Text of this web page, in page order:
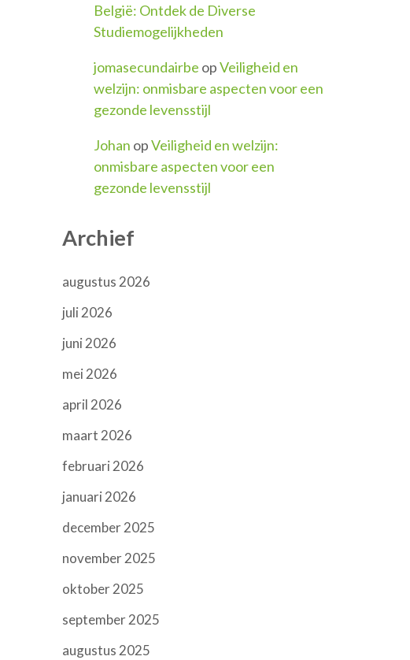
België: Ontdek de Diverse
Studiemogelijkheden
jomasecundairbe opVeiligheid en
welzijn: onmisbare aspecten voor een
gezonde levensstijl
Johan opVeiligheid en welzijn:
onmisbare aspecten voor een
gezonde levensstijl
Archief
augustus 2026
juli 2026
juni 2026
mei 2026
april 2026
maart 2026
februari 2026
januari 2026
december 2025
november 2025
oktober 2025
september 2025
augustus 2025